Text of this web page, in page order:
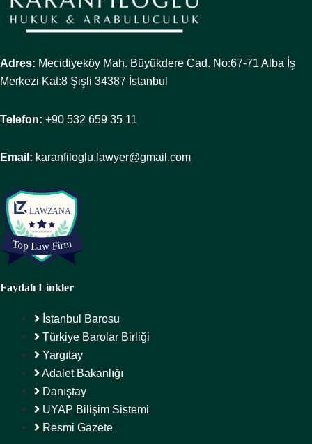
Adres: Mecidiyeköy Mah. Büyükdere Cad. No:67-71 Alba İş
Merkezi Kat:8 Şişli 34387 İstanbul
Telefon: +90 532 659 35 11
Email: karanfiloglu.lawyer@gmail.com
Faydalı Linkler
İstanbul Barosu
Türkiye Barolar Birliği
Yargıtay
Adalet Bakanlığı
Danıştay
UYAP Bilişim Sistemi
Resmi Gazete